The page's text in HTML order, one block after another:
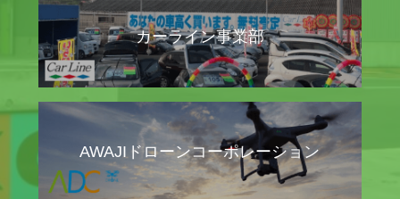
カーライン事業部
AWAJIドローンコーポレーション